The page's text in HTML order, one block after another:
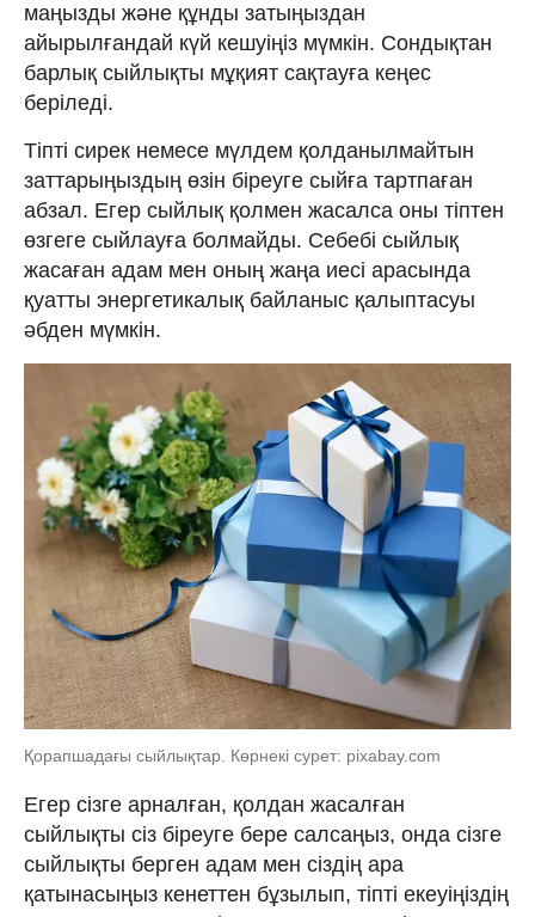
маңызды және құнды затыңыздан
айырылғандай күй кешуіңіз мүмкін. Сондықтан
барлық сыйлықты мұқият сақтауға кеңес
беріледі.
Тіпті сирек немесе мүлдем қолданылмайтын
заттарыңыздың өзін біреуге сыйға тартпаған
абзал. Егер сыйлық қолмен жасалса оны тіптен
өзгеге сыйлауға болмайды. Себебі сыйлық
жасаған адам мен оның жаңа иесі арасында
қуатты энергетикалық байланыс қалыптасуы
әбден мүмкін.
Қорапшадағы сыйлықтар. Көрнекі сурет: pixabay.com
Егер сізге арналған, қолдан жасалған
сыйлықты сіз біреуге бере салсаңыз, онда сізге
сыйлықты берген адам мен сіздің ара
қатынасыңыз кенеттен бұзылып, тіпті екеуіңіздің